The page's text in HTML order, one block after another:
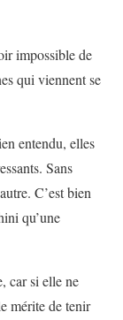
impossible de
qui viennent se
entendu, elles
Sans
C’est bien
qu’une
car si elle ne
mérite de tenir